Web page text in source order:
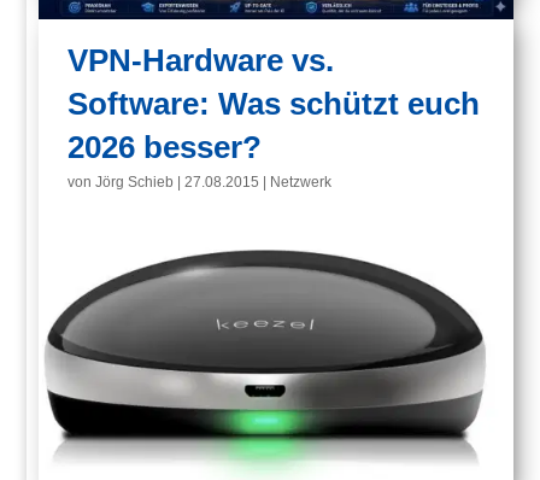
VPN-Hardware vs.
Software: Was schützt euch
2026 besser?
vonJörg Schieb |27.08.2015 Netzwerk